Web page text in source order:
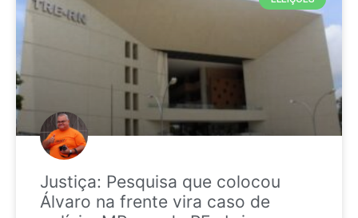
Justiça: Pesquisa que colocou
Álvaro na frente vira caso de